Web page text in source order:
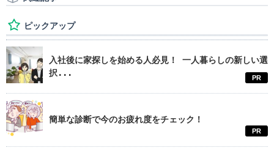
ピックアップ
入社後に家探しを始める人必見！ 一人暮らしの新しい選
択...
PR
簡単な診断で今のお疲れ度をチェック！
PR